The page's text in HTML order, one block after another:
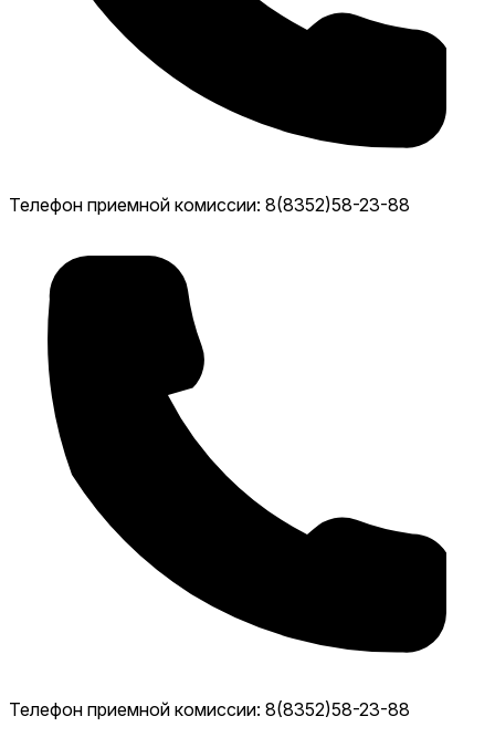
Телефон приемной комиссии: 8(8352)58-23-88
Телефон приемной комиссии: 8(8352)58-23-88